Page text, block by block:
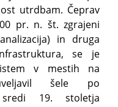
utrdbam. Čeprav
pr. n. št. zgrajeni
in druga
se je
v mestih na
šele po
sredi 19. stoletja